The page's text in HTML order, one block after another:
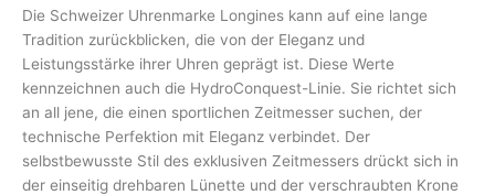
Die Schweizer Uhrenmarke Longines kann auf eine lange
Tradition zurückblicken, die von der Eleganz und
Leistungsstärke ihrer Uhren geprägt ist. Diese Werte
kennzeichnen auch die HydroConquest-Linie. Sie richtet sich
an all jene, die einen sportlichen Zeitmesser suchen, der
technische Perfektion mit Eleganz verbindet. Der
selbstbewusste Stil des exklusiven Zeitmessers drückt sich in
der einseitig drehbaren Lünette und der verschraubten Krone